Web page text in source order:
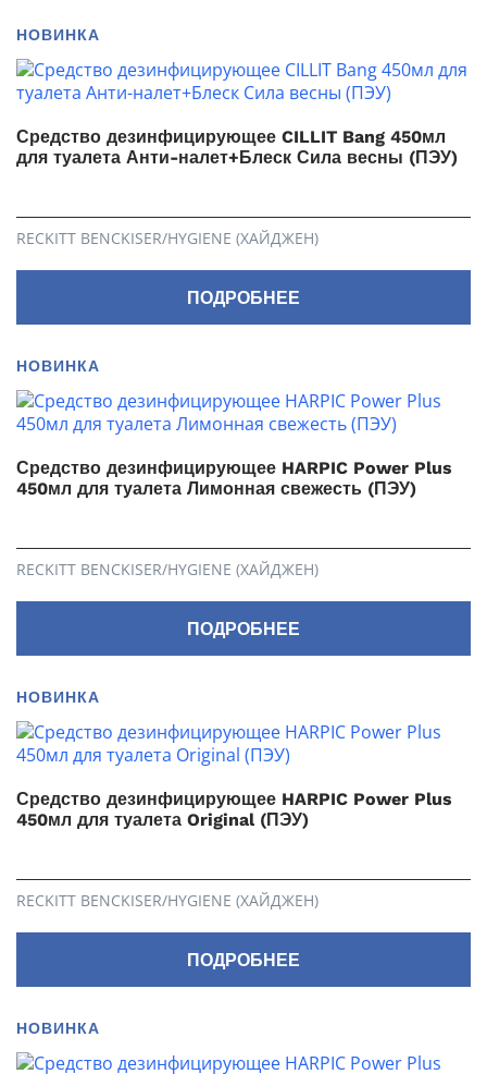
НОВИНКА
Средство дезинфицирующее CILLIT Bang 450мл
для туалета Анти-налет+Блеск Сила весны (ПЭУ)
RECKITT BENCKISER/HYGIENE (ХАЙДЖЕН)
ПОДРОБНЕЕ
НОВИНКА
Средство дезинфицирующее HARPIC Power Plus
450мл для туалета Лимонная свежесть (ПЭУ)
RECKITT BENCKISER/HYGIENE (ХАЙДЖЕН)
ПОДРОБНЕЕ
НОВИНКА
Средство дезинфицирующее HARPIC Power Plus
450мл для туалета Original (ПЭУ)
RECKITT BENCKISER/HYGIENE (ХАЙДЖЕН)
ПОДРОБНЕЕ
НОВИНКА